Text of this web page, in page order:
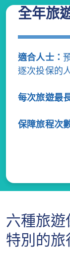
全年旅
適合人士：
逐次投保的
每次旅遊最
保障旅程次
六種旅遊
特別的旅